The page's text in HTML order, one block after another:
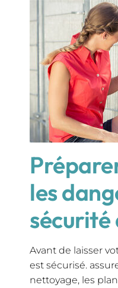
les
sécurité
Avant de laisser
est sécurisé.
nettoyage, les